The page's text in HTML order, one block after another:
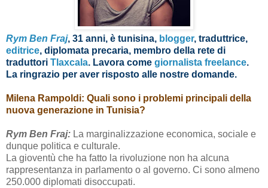
Rym Ben Fraj, 31 anni, è tunisina, blogger, traduttrice,
editrice, diplomata precaria, membro della rete di
traduttori Tlaxcala. Lavora come giornalista freelance.
La ringrazio per aver risposto alle nostre domande.
Milena Rampoldi: Quali sono i problemi principali della
nuova generazione in Tunisia?
Rym Ben Fraj: La marginalizzazione economica, sociale e
dunque politica e culturale.
La gioventù che ha fatto la rivoluzione non ha alcuna
rappresentanza in parlamento o al governo. Ci sono almeno
250.000 diplomati disoccupati.